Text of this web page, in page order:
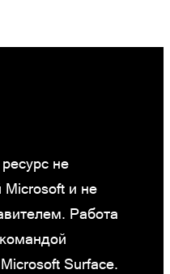
не
Microsoft и не
Работа
Surface.